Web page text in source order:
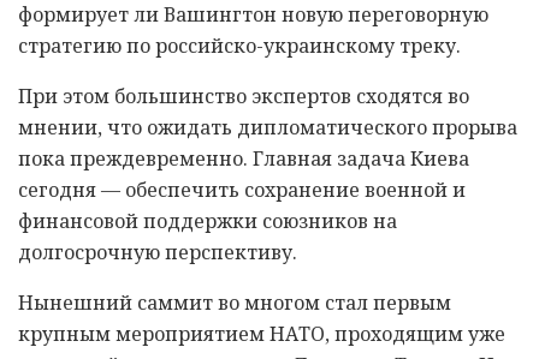
формирует ли Вашингтон новую переговорную
стратегию по российско-украинскому треку.
При этом большинство экспертов сходятся во
мнении, что ожидать дипломатического прорыва
пока преждевременно. Главная задача Киева
сегодня — обеспечить сохранение военной и
финансовой поддержки союзников на
долгосрочную перспективу.
Нынешний саммит во многом стал первым
крупным мероприятием НАТО, проходящим уже